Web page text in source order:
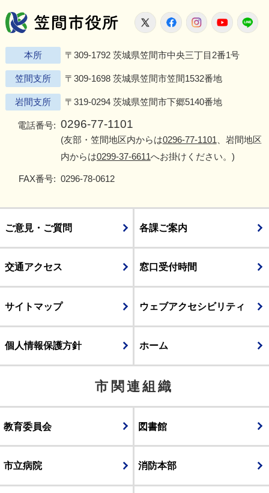
笠間市役所
X FacebookInstagram
本所 〒309-1792 茨城県笠間市中央三丁目2番1号
笠間支所 〒309-1698 茨城県笠間市笠間1532番地
岩間支所 〒319-0294 茨城県笠間市下郷5140番地
電話番号: 0296-77-1101
(友部・笠間地区内からは0296-77-1101 、岩間地区
内からは0299-37-6611へお掛けください。)
FAX番号: 0296-78-0612
ご意見・ご質問 各課ご案内
交通アクセス 窓口受付時間
サイトマップ ウェブアクセシビリティ
個人情報保護方針 ホーム
市関連組織
教育委員会 図書館
市立病院 消防本部